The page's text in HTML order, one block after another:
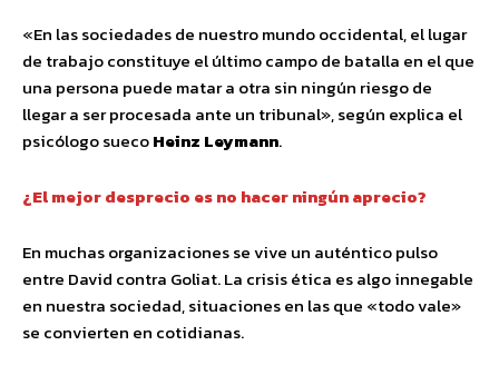
«En las sociedades de nuestro mundo occidental, el lugar
de trabajo constituye el último campo de batalla en el que
una persona puede matar a otra sin ningún riesgo de
llegar a ser procesada ante un tribunal», según explica el
psicólogo suecoHeinz Leymann.
¿El mejor desprecio es no hacer ningún aprecio?
En muchas organizaciones se vive un auténtico pulso
entre David contra Goliat. La crisis ética es algo innegable
en nuestra sociedad, situaciones en las que «todo vale»
se convierten en cotidianas.